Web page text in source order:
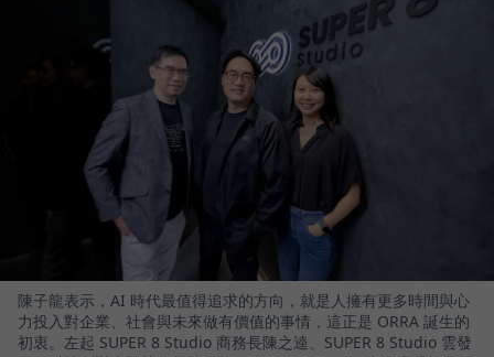
陳子龍表示，AI 時代最值得追求的方向，就是人擁有更多時間與心
力投入對企業、社會與未來做有價值的事情，這正是 ORRA 誕生的
初衷。左起 SUPER 8 Studio 商務長陳之逵、SUPER 8 Studio 雲發